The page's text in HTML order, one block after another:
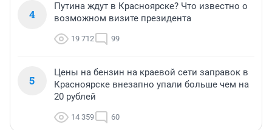
4
Путина ждут в Красноярске? Что известно о
возможном визите президента
19 712 99
5
Цены на бензин на краевой сети заправок в
Красноярске внезапно упали больше чем на
20 рублей
14 359 60